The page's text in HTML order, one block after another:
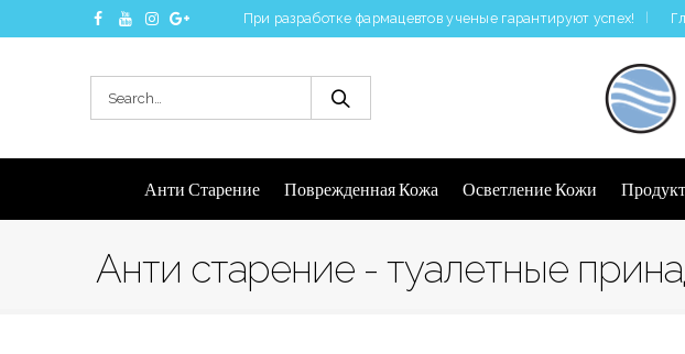
При разработке фармацевтов ученые гарантируют успех!
Анти Старение Поврежденная Кожа Осветление Кожи
Анти старение - туалетные